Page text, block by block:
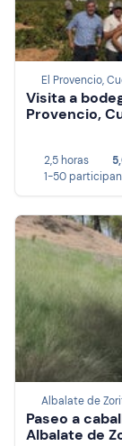
El Provencio,
Visita a
Provencio,
2,5 horas
1-50
Albalate de
Paseo a
Albalate de